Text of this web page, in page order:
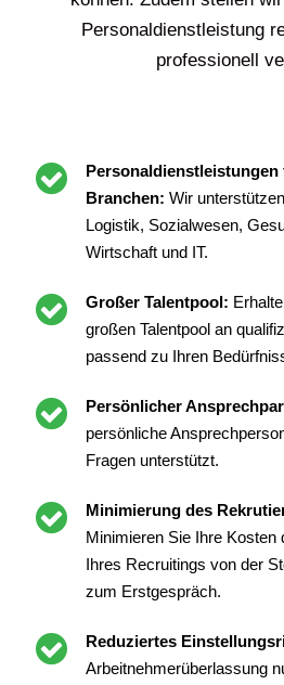
Personaldienstleistung
professionell
Personaldienstleistungen
Branchen: Wir
Logistik, Sozialwesen,
Wirtschaft und IT.
Großer Talentpool:
großen Talentpool an
passend zu Ihren
Persönlicher
persönliche
Fragen unterstützt.
Minimierung des
Minimieren Sie Ihre
Ihres Recruitings von der
zum Erstgespräch.
Reduziertes
Arbeitnehmerüberlassung